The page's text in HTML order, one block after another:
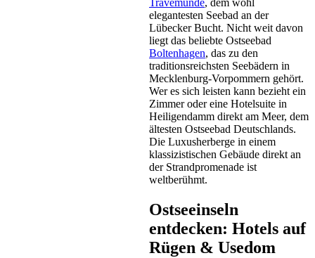
Travemünde, dem wohl
elegantesten Seebad an der
Lübecker Bucht. Nicht weit davon
liegt das beliebte Ostseebad
Boltenhagen, das zu den
traditionsreichsten Seebädern in
Mecklenburg-Vorpommern gehört.
Wer es sich leisten kann bezieht ein
Zimmer oder eine Hotelsuite in
Heiligendamm direkt am Meer, dem
ältesten Ostseebad Deutschlands.
Die Luxusherberge in einem
klassizistischen Gebäude direkt an
der Strandpromenade ist
weltberühmt.
Ostseeinseln
entdecken: Hotels auf
Rügen & Usedom